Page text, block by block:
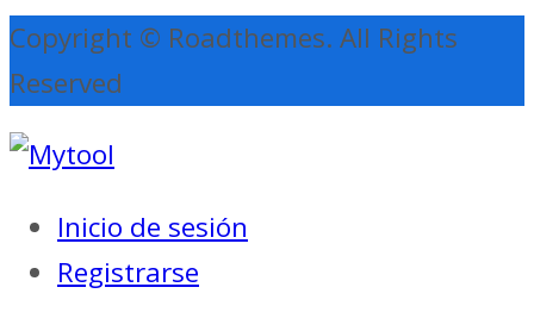
Copyright © Roadthemes. All Rights
Reserved
Inicio de sesión
Registrarse